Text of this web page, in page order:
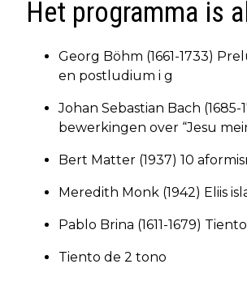
Het programma is
Georg Böhm (1661-1733)
en postludium i g
Johan Sebastian Bach (1685-
bewerkingen over “Jesu
Bert Matter (1937) 10
Meredith Monk (1942) Eliis
Pablo Brina (1611-1679)
Tiento de 2 tono